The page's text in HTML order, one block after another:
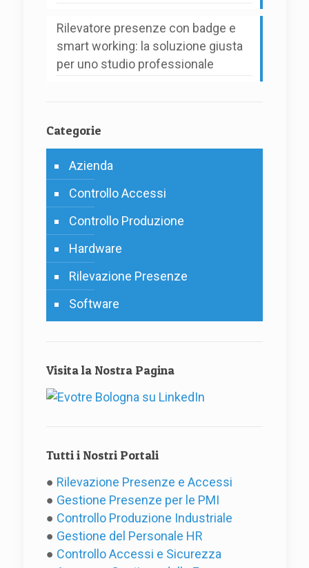
Rilevatore presenze con badge e
smart working: la soluzione giusta
per uno studio professionale
Categorie
Azienda
Controllo Accessi
Controllo Produzione
Hardware
Rilevazione Presenze
Software
Visita la Nostra Pagina
Tutti i Nostri Portali
● Rilevazione Presenze e Accessi
● Gestione Presenze per le PMI
● Controllo Produzione Industriale
● Gestione del Personale HR
● Controllo Accessi e Sicurezza